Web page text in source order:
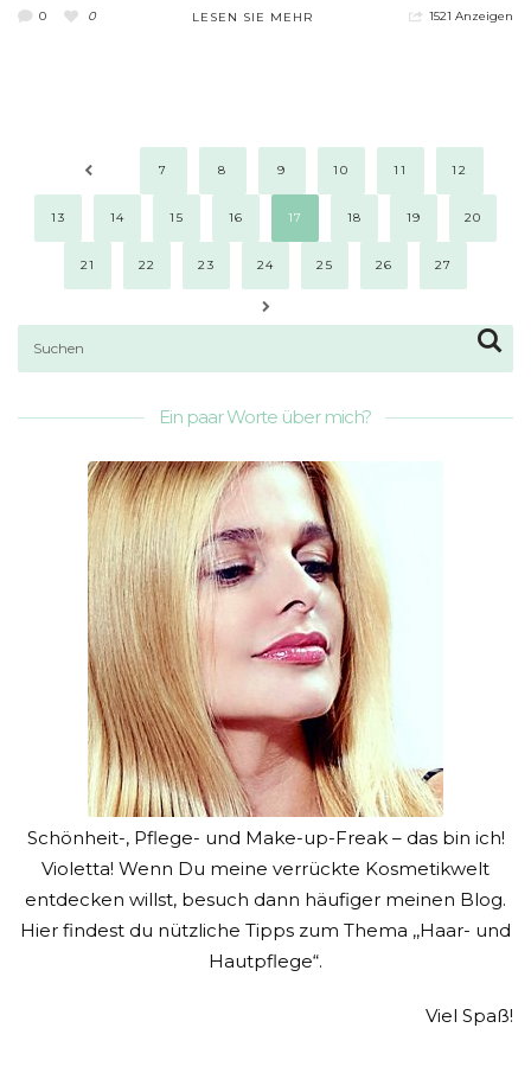
0 0 LESEN SIE MEHR 1521 Anzeigen
7 8 9 10 11 12
13 14 15 16 17 18 19 20
21 22 23 24 25 26 27
Ein paar Worte über mich?
Schönheit-, Pflege- und Make-up-Freak – das bin ich!
Violetta! Wenn Du meine verrückte Kosmetikwelt
entdecken willst, besuch dann häufiger meinen Blog.
Hier findest du nützliche Tipps zum Thema ,,Haar- und
Hautpflege“.
Viel Spaß!